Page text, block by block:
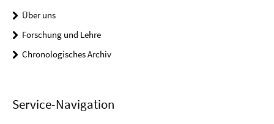
Über uns
Forschung und Lehre
Chronologisches Archiv
Service-Navigation